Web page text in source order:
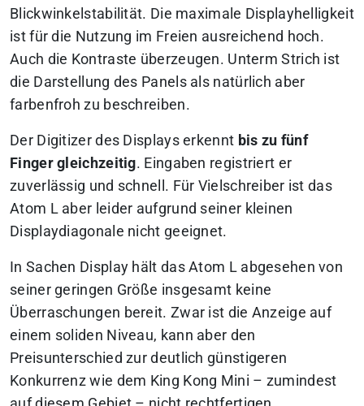
Blickwinkelstabilität. Die maximale Displayhelligkeit
ist für die Nutzung im Freien ausreichend hoch.
Auch die Kontraste überzeugen. Unterm Strich ist
die Darstellung des Panels als natürlich aber
farbenfroh zu beschreiben.
Der Digitizer des Displays erkennt bis zu fünf
Finger gleichzeitig. Eingaben registriert er
zuverlässig und schnell. Für Vielschreiber ist das
Atom L aber leider aufgrund seiner kleinen
Displaydiagonale nicht geeignet.
In Sachen Display hält das Atom L abgesehen von
seiner geringen Größe insgesamt keine
Überraschungen bereit. Zwar ist die Anzeige auf
einem soliden Niveau, kann aber den
Preisunterschied zur deutlich günstigeren
Konkurrenz wie dem King Kong Mini – zumindest